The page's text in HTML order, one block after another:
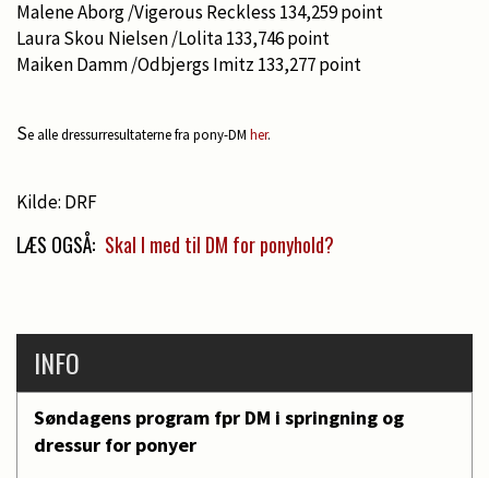
Malene Aborg /Vigerous Reckless 134,259 point
Laura Skou Nielsen /Lolita 133,746 point
Maiken Damm /Odbjergs Imitz 133,277 point
Se alle dressurresultaterne fra pony-DM her.
Kilde: DRF
LÆS OGSÅ: Skal I med til DM for ponyhold?
INFO
Søndagens program fpr DM i springning og
dressur for ponyer